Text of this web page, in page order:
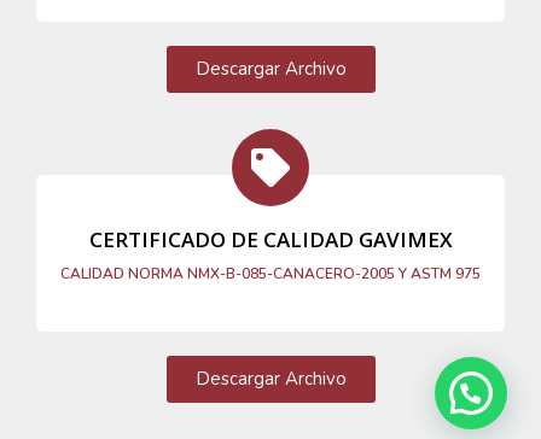
Descargar Archivo
CERTIFICADO DE CALIDAD GAVIMEX
CALIDAD NORMA NMX-B-085-CANACERO-2005 Y ASTM 975
Descargar Archivo